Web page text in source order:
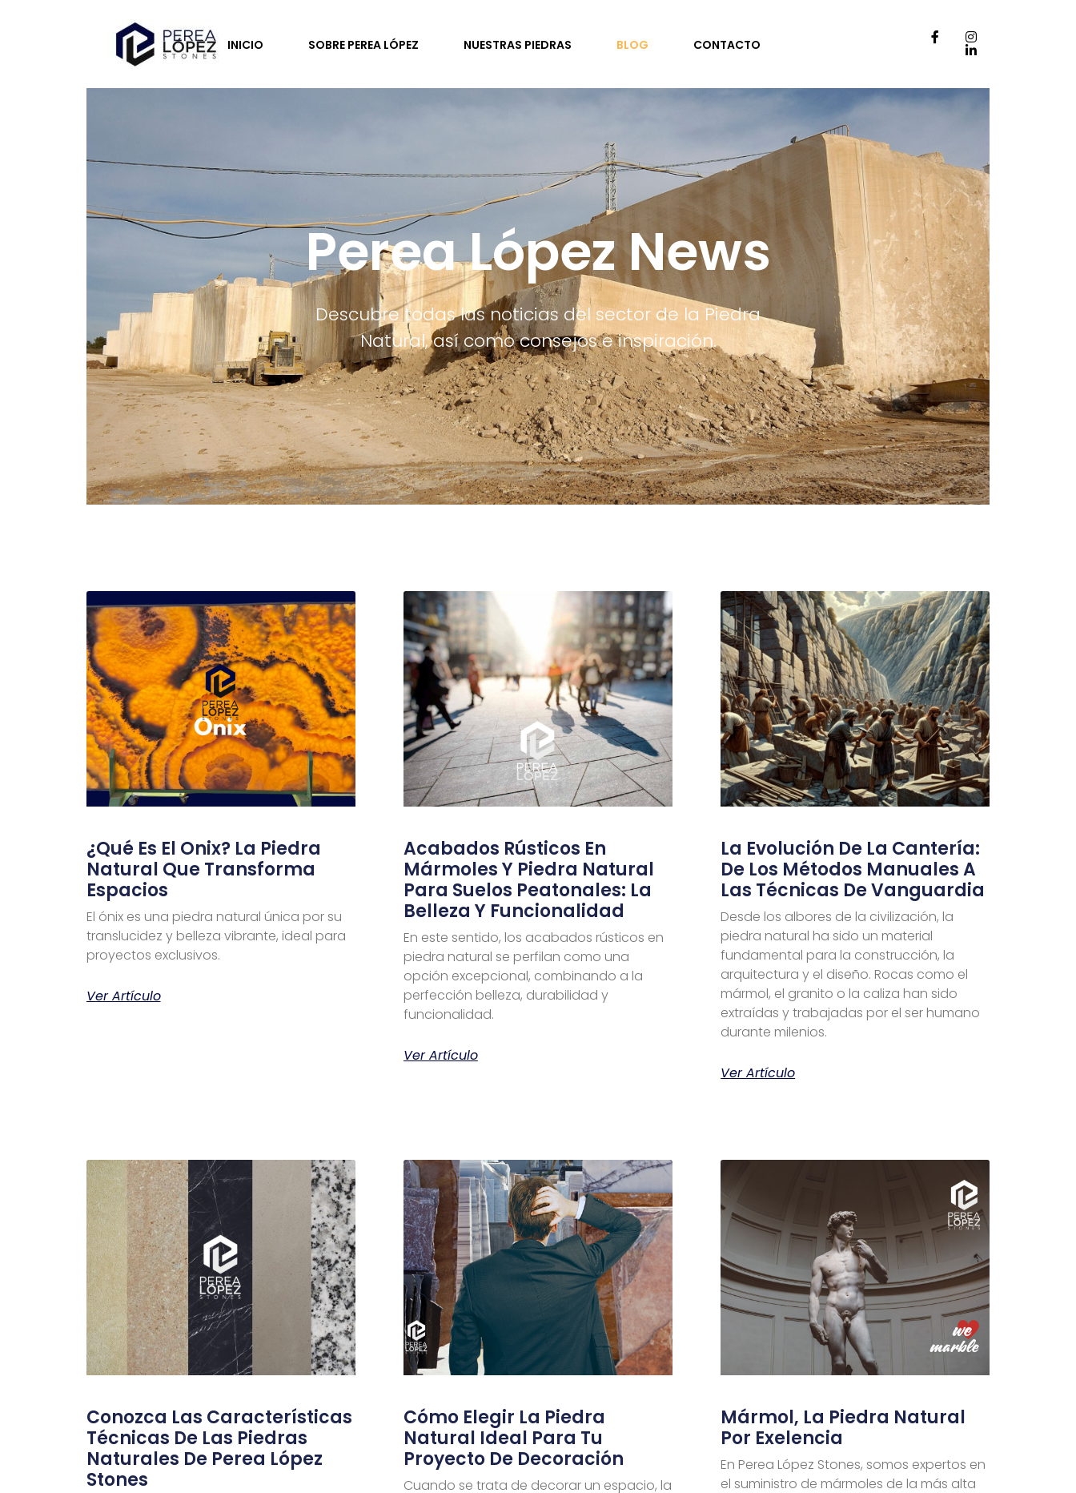
INICIO SOBRE PEREA LÓPEZ NUESTRAS PIEDRAS BLOG CONTACTO
Perea López News
Descubre todas las noticias del sector de la Piedra
Natural, así como consejos e inspiración.
¿Qué Es El Onix? La Piedra
Natural Que Transforma
Espacios
El ónix es una piedra natural única por su
translucidez y belleza vibrante, ideal para
proyectos exclusivos.
Ver Artículo
Acabados Rústicos En
Mármoles Y Piedra Natural
Para Suelos Peatonales: La
Belleza Y Funcionalidad
En este sentido, los acabados rústicos en
piedra natural se perfilan como una
opción excepcional, combinando a la
perfección belleza, durabilidad y
funcionalidad.
Ver Artículo
La Evolución De La Cantería:
De Los Métodos Manuales A
Las Técnicas De Vanguardia
Desde los albores de la civilización, la
piedra natural ha sido un material
fundamental para la construcción, la
arquitectura y el diseño. Rocas como el
mármol, el granito o la caliza han sido
extraídas y trabajadas por el ser humano
durante milenios.
Ver Artículo
Conozca Las Características
Técnicas De Las Piedras
Naturales De Perea López
Stones
Cómo Elegir La Piedra
Natural Ideal Para Tu
Proyecto De Decoración
Cuando se trata de decorar un espacio, la
Mármol, La Piedra Natural
Por Exelencia
En Perea López Stones, somos expertos en
el suministro de mármoles de la más alta